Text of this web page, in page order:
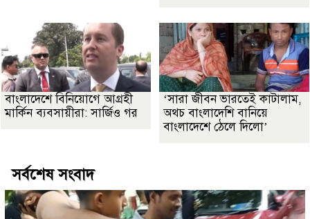
বাংলাদেশে বিনিয়োগে আগ্রহী
মার্কিন ব্যবসায়ীরা: সার্জিও গর
‘সারা জীবন ভারতেই কাটালাম,
অথচ বাংলাদেশি বানিয়ে
বাংলাদেশে ঠেলে দিলো’
সর্বশেষ সংবাদ